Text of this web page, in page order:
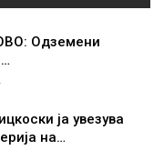
Одземени
ја увезува
на…